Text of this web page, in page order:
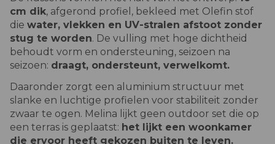
cm dik, afgerond profiel, bekleed met Olefin stof
die water, vlekken en UV-stralen afstoot zonder
stug te worden. De vulling met hoge dichtheid
behoudt vorm en ondersteuning, seizoen na
seizoen: draagt, ondersteunt, verwelkomt.
Daaronder zorgt een aluminium structuur met
slanke en luchtige profielen voor stabiliteit zonder
zwaar te ogen. Melina lijkt geen outdoor set die op
een terras is geplaatst: het lijkt een woonkamer
die ervoor heeft gekozen buiten te leven.